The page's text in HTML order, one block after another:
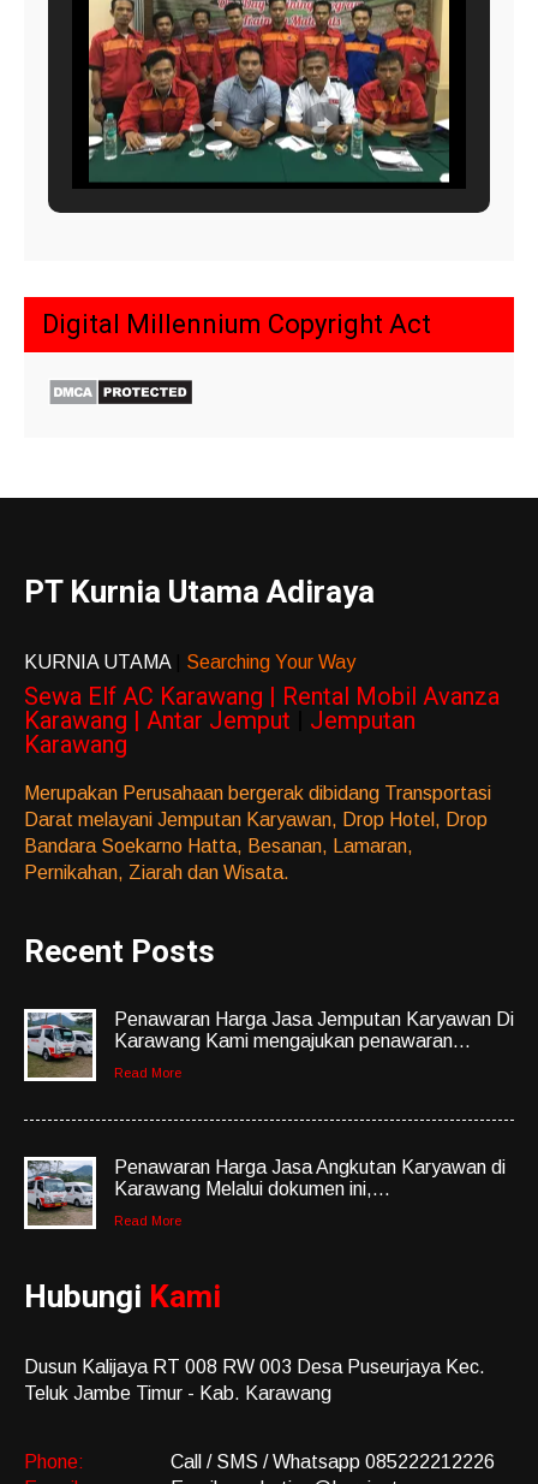
Digital Millennium Copyright Act
PT Kurnia Utama Adiraya
KURNIA UTAMA Searching Your Way
Sewa Elf AC Karawang | Rental Mobil Avanza
Karawang | Antar Jemput
Jemputan
Karawang
Merupakan Perusahaan bergerak dibidang Transportasi
Darat melayani Jemputan Karyawan, Drop Hotel, Drop
Bandara Soekarno Hatta, Besanan, Lamaran,
Pernikahan, Ziarah dan Wisata.
Recent Posts
Penawaran Harga Jasa Jemputan Karyawan Di
Karawang Kami mengajukan penawaran...
Read More
Penawaran Harga Jasa Angkutan Karyawan di
Karawang Melalui dokumen ini,...
Read More
Hubungi Kami
Dusun Kalijaya RT 008 RW 003 Desa Puseurjaya Kec.
Teluk Jambe Timur - Kab. Karawang
Phone:
Call / SMS / Whatsapp 085222212226